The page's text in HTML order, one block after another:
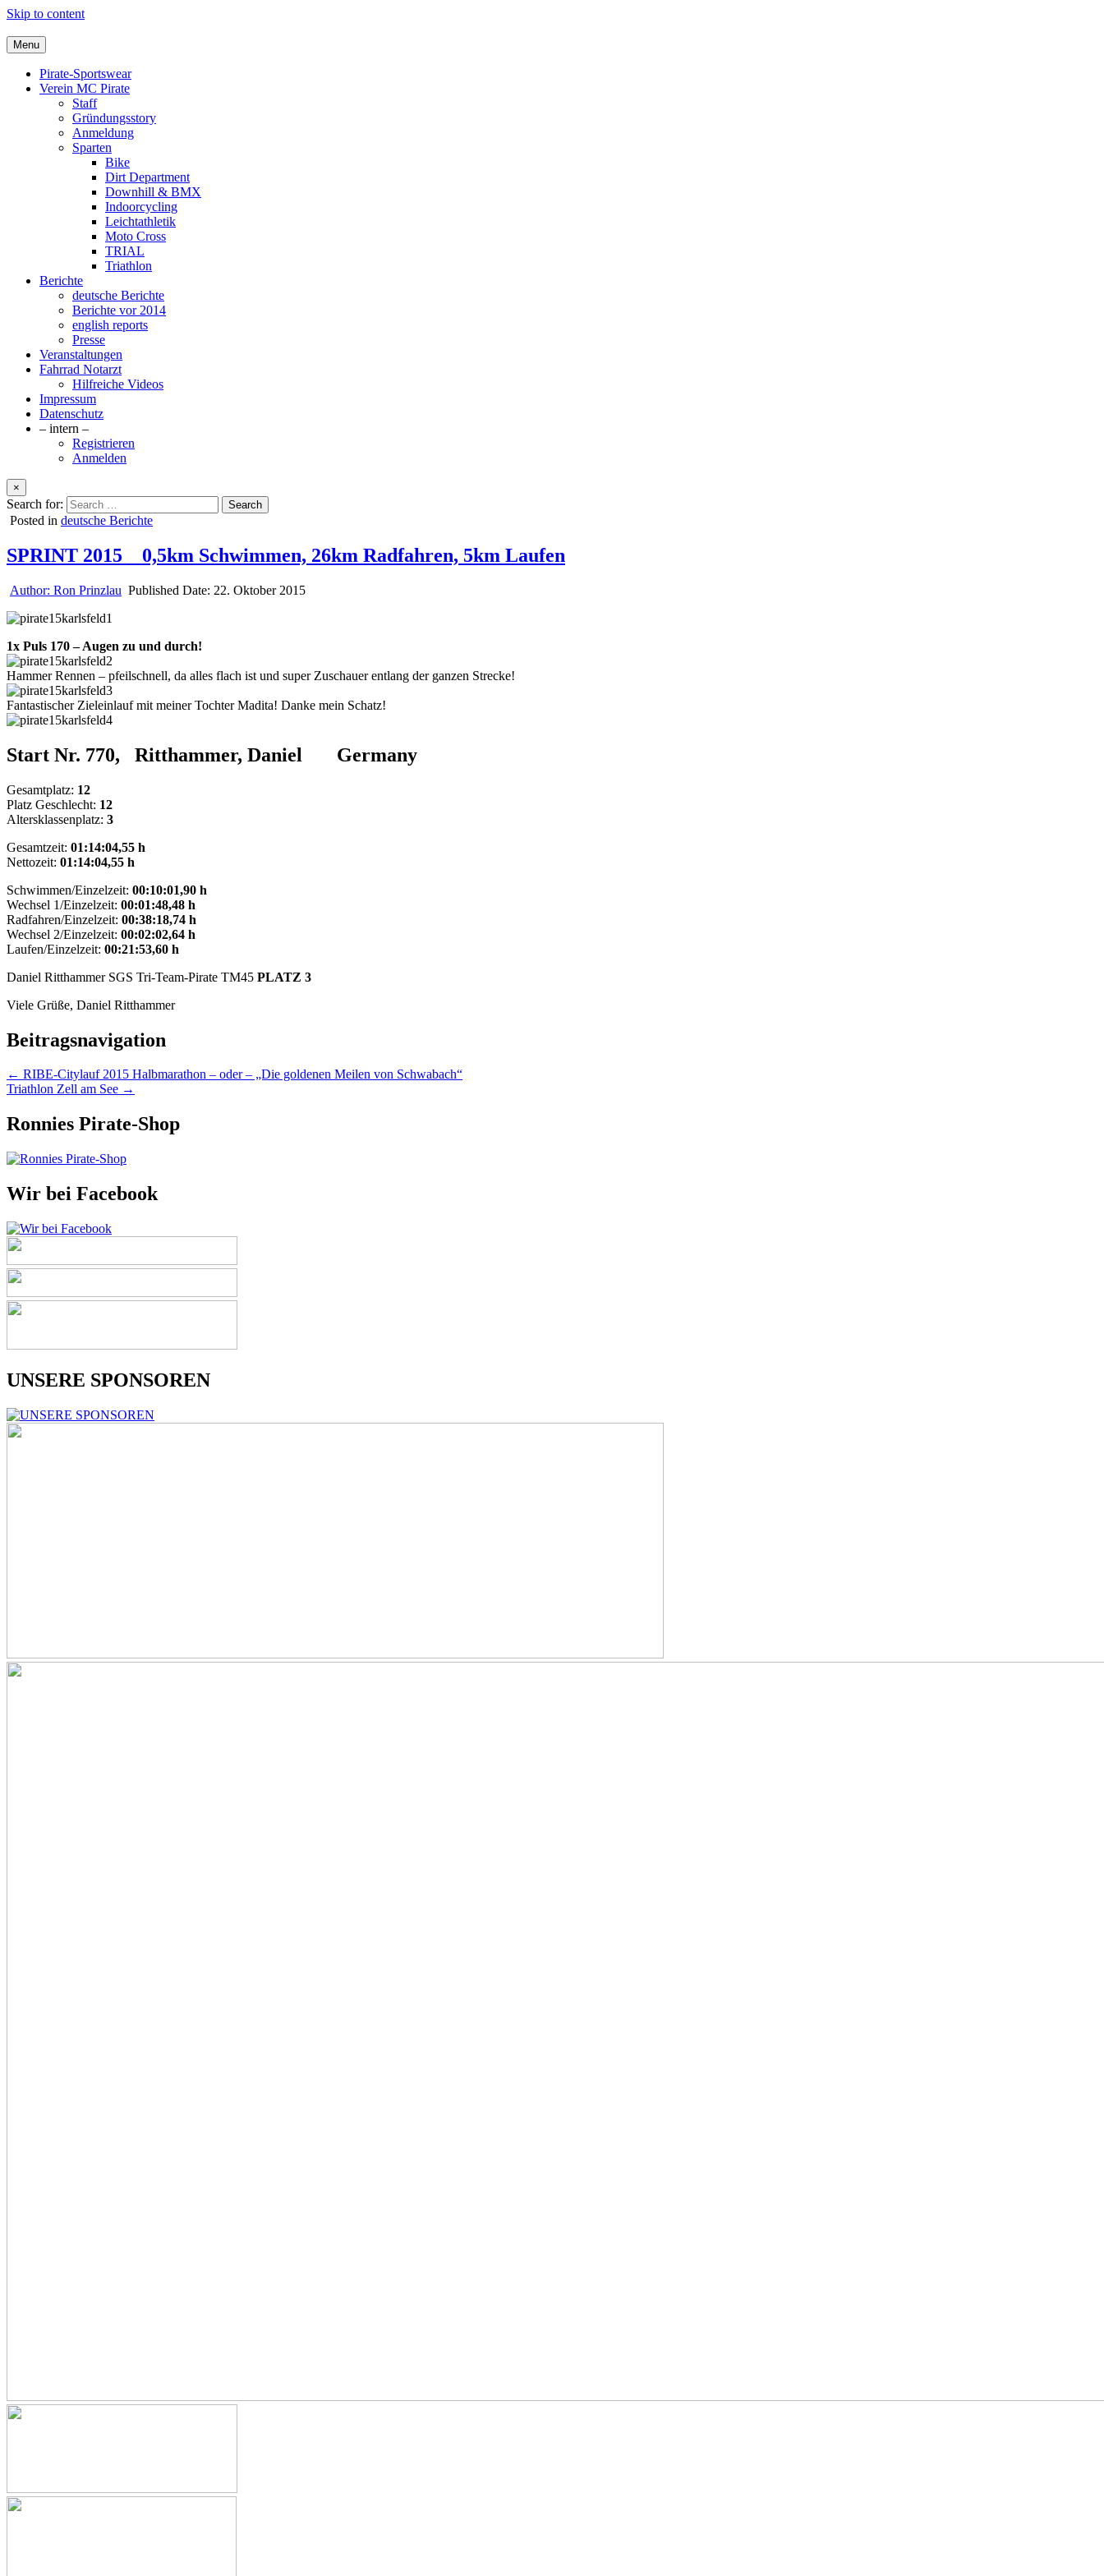
Skip to content
Menu
Pirate-Sportswear
Verein MC Pirate
Staff
Gründungsstory
Anmeldung
Sparten
Bike
Dirt Department
Downhill & BMX
Indoorcycling
Leichtathletik
Moto Cross
TRIAL
Triathlon
Berichte
deutsche Berichte
Berichte vor 2014
english reports
Presse
Veranstaltungen
Fahrrad Notarzt
Hilfreiche Videos
Impressum
Datenschutz
– intern –
Registrieren
Anmelden
×
Search for:
Posted in deutsche Berichte
SPRINT 2015 _ 0,5km Schwimmen, 26km Radfahren, 5km Laufen
Author: Ron Prinzlau Published Date: 22. Oktober 2015
1x Puls 170 – Augen zu und durch!
Hammer Rennen – pfeilschnell, da alles flach ist und super Zuschauer entlang der ganzen Strecke!
Fantastischer Zieleinlauf mit meiner Tochter Madita! Danke mein Schatz!
Start Nr. 770, Ritthammer, Daniel Germany
Gesamtplatz: 12
Platz Geschlecht: 12
Altersklassenplatz: 3
Gesamtzeit: 01:14:04,55 h
Nettozeit: 01:14:04,55 h
Schwimmen/Einzelzeit: 00:10:01,90 h
Wechsel 1/Einzelzeit: 00:01:48,48 h
Radfahren/Einzelzeit: 00:38:18,74 h
Wechsel 2/Einzelzeit: 00:02:02,64 h
Laufen/Einzelzeit: 00:21:53,60 h
Daniel Ritthammer SGS Tri-Team-Pirate TM45 PLATZ 3
Viele Grüße, Daniel Ritthammer
Beitragsnavigation
← RIBE-Citylauf 2015 Halbmarathon – oder – „Die goldenen Meilen von Schwabach“
Triathlon Zell am See →
Ronnies Pirate-Shop
Wir bei Facebook
UNSERE SPONSOREN